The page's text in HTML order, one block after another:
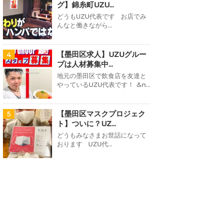
グ】錦糸町UZU...
どうもUZU代表です お店でみ
んなと働きながら...
4
【墨田区求人】UZUグルー
プは人材募集中...
地元の墨田区で飲食店を友達と
やっているUZU代表です！ &n...
5
【墨田区マスクプロジェク
ト】ついに？UZ...
どうもみなさまお世話になって
おります UZU代...